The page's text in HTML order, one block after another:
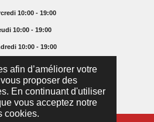
afin d’améliorer votre
proposer des
En continuant d'utiliser
vous acceptez notre
cookies.
10:00 - 19:00
10:00 - 19:00
10:00 - 19:00
10:00 - 16:00
Fermé